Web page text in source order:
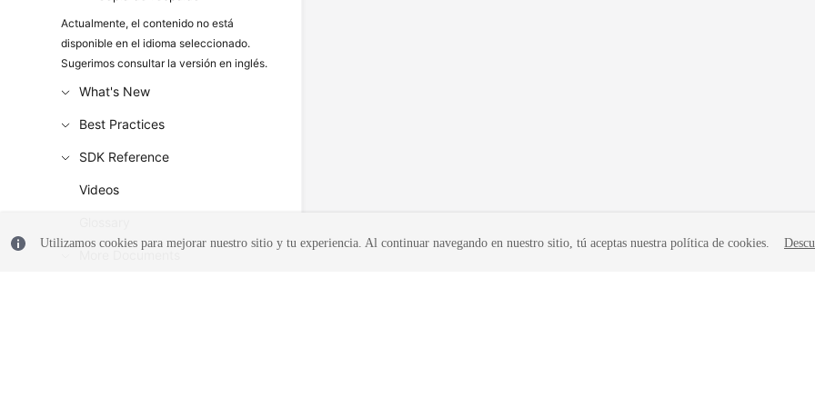
Actualmente, el contenido no está
disponible en el idioma seleccionado.
Sugerimos consultar la versión en inglés.
What's New
Best Practices
SDK Reference
Videos
More Documents
Utilizamos cookies para mejorar nuestro sitio y tu experiencia. Al continuar navegando en nuestro sitio, tú aceptas nuestra política de cookies.